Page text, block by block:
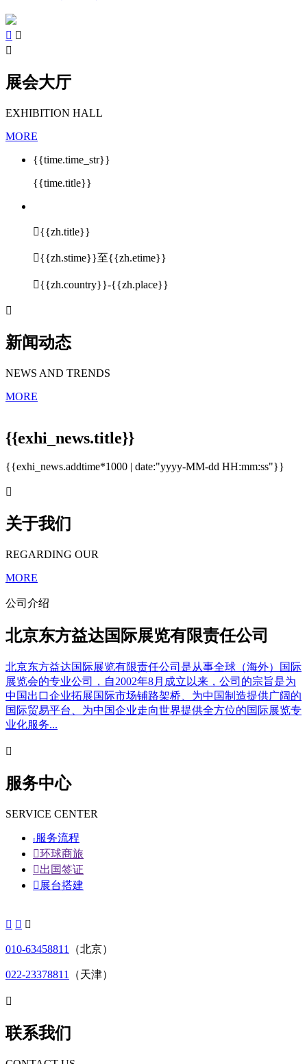
 

展会大厅
EXHIBITION HALL
MORE
{{time.time_str}}
{{time.title}}
{{zh.title}}
{{zh.stime}}至{{zh.etime}}
{{zh.country}}-{{zh.place}}

新闻动态
NEWS AND TRENDS
MORE
{{exhi_news.title}}
{{exhi_news.addtime*1000 | date:"yyyy-MM-dd HH:mm:ss"}}

关于我们
REGARDING OUR
MORE
公司介绍
北京东方益达国际展览有限责任公司
北京东方益达国际展览有限责任公司是从事全球（海外）国际
展览会的专业公司，自2002年8月成立以来，公司的宗旨是为
中国出口企业拓展国际市场铺路架桥、为中国制造提供广阔的
国际贸易平台、为中国企业走向世界提供全方位的国际展览专
业化服务...

服务中心
SERVICE CENTER
 服务流程
环球商旅
出国签证
 展台搭建
  
010-63458811 （北京）
022-23378811 （天津）

联系我们